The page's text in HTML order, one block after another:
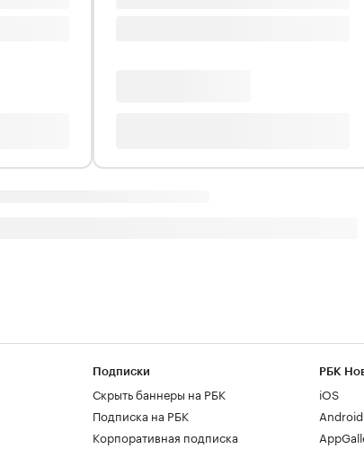
Подписки
Скрыть баннеры на РБК
Подписка на РБК
Корпоративная подписка
РБК
iOS
Android